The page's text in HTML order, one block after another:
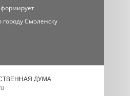
Смоленску
ДУМА